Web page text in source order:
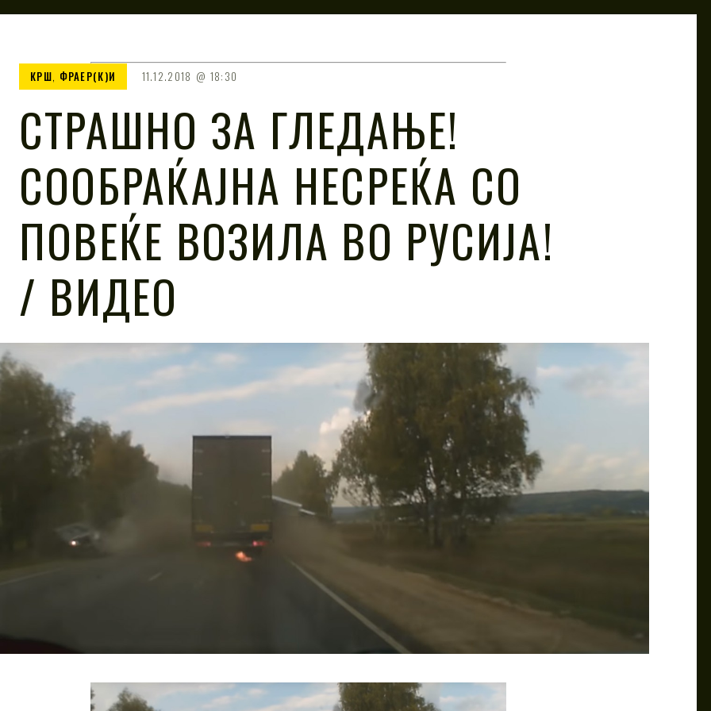
КРШ, ФРАЕР(К)И 11.12.2018 18:30
СТРАШНО ЗА ГЛЕДАЊЕ!
СООБРАЌАЈНА НЕСРЕЌА СО
ПОВЕЌЕ ВОЗИЛА ВО РУСИЈА!
/ ВИДЕО